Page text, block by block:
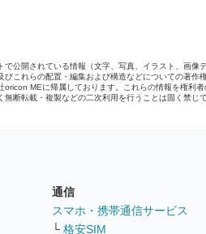
で公開されている情報（文字、写真、イラスト、画像
びこれらの配置・編集および構造などについての著作
oricon MEに帰属しております。これらの情報を権利者
無断転載・複製などの二次利用を行うことは固く禁じ
通信
スマホ・携帯通信サービス
└ 格安SIM